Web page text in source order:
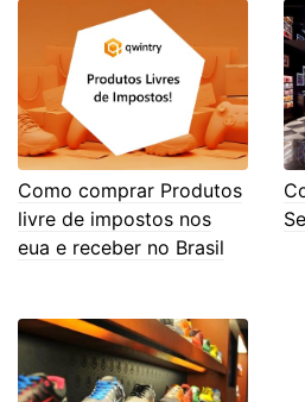
Como comprar Produtos
livre de impostos nos
eua e receber no Brasil